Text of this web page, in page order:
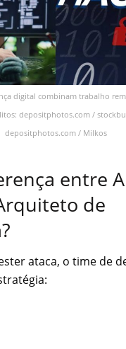
digital combinam trabalho
depositphotos.com /
depositphotos.com / Milkos
entre
de
ataca, o time de